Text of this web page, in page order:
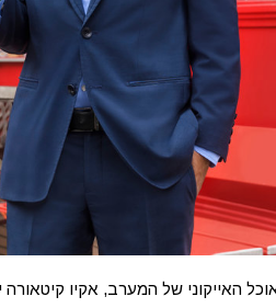
האייקוני של המערב, אקיו קיטאורה